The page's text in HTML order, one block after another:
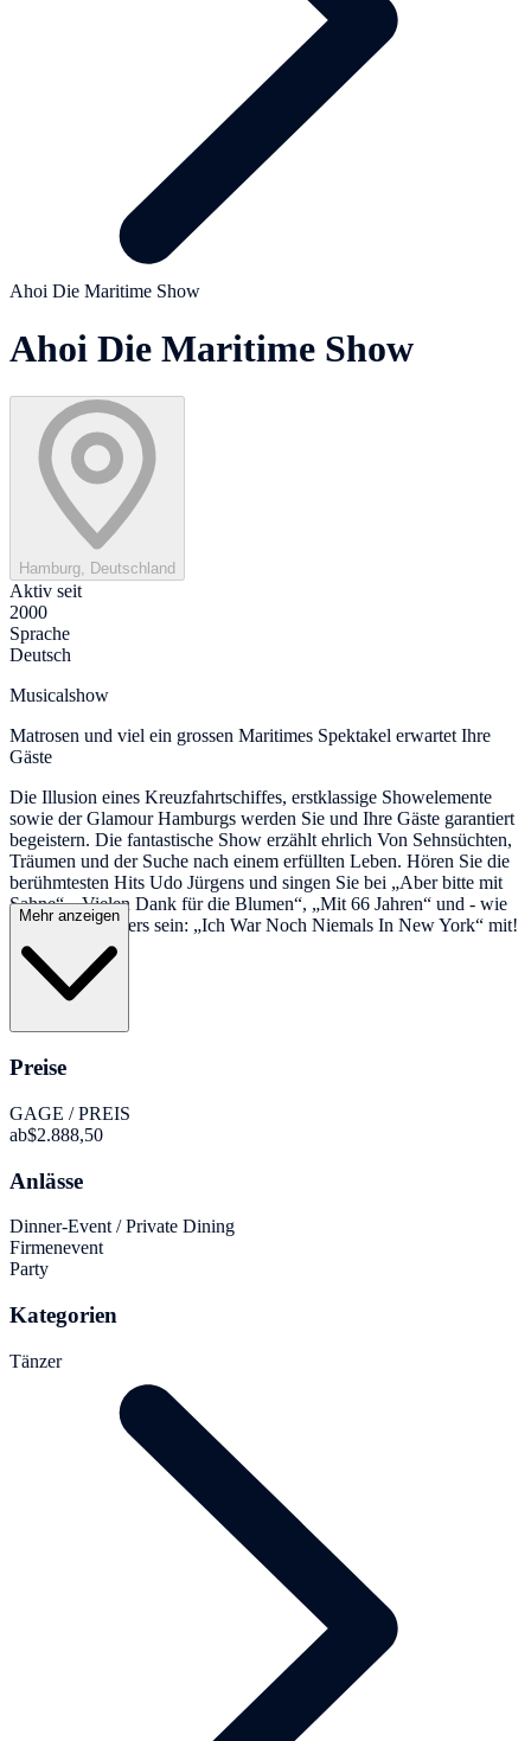
Ahoi Die Maritime Show
Ahoi Die Maritime Show
Hamburg, Deutschland
Aktiv seit
2000
Sprache
Deutsch
Musicalshow
Matrosen und viel ein grossen Maritimes Spektakel erwartet Ihre
Gäste
Die Illusion eines Kreuzfahrtschiffes, erstklassige Showelemente
sowie der Glamour Hamburgs werden Sie und Ihre Gäste garantiert
begeistern. Die fantastische Show erzählt ehrlich Von Sehnsüchten,
Träumen und der Suche nach einem erfüllten Leben. Hören Sie die
berühmtesten Hits Udo Jürgens und singen Sie bei „Aber bitte mit
Sahne“, „Vielen Dank für die Blumen“, „Mit 66 Jahren“ und - wie
soll es auch anders sein: „Ich War Noch Niemals In New York“ mit!
Mehr anzeigen
Preise
GAGE / PREIS
ab$2.888,50
Anlässe
Dinner-Event / Private Dining
Firmenevent
Party
Kategorien
Tänzer